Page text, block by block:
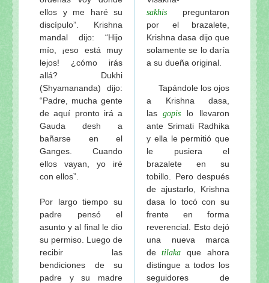
ellos y me haré su
discípulo”. Krishna
mandal dijo: “Hijo
mío, ¡eso está muy
lejos! ¿cómo irás
allá? Dukhi
(Shyamananda) dijo:
“Padre, mucha gente
de aquí pronto irá a
Gauda desh a
bañarse en el
Ganges. Cuando
ellos vayan, yo iré
con ellos”.
Por largo tiempo su
padre pensó el
asunto y al final le dio
su permiso. Luego de
recibir las
bendiciones de su
padre y su madre
sakhis preguntaron
por el brazalete,
Krishna dasa dijo que
solamente se lo daría
a su dueña original.
Tapándole los ojos
a Krishna dasa,
las gopis lo llevaron
ante Srimati Radhika
y ella le permitió que
le pusiera el
brazalete en su
tobillo. Pero después
de ajustarlo, Krishna
dasa lo tocó con su
frente en forma
reverencial. Esto dejó
una nueva marca
de tilaka que ahora
distingue a todos los
seguidores de